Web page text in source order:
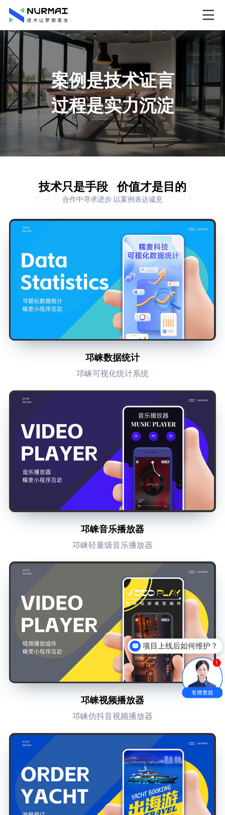
案例是技术证言
过程是实力沉淀
技术只是手段 价值才是目的
合作中寻求进步 以案例表达诚意
SUCCESS
邛崃数据统计
邛崃可视化统计系统
邛崃音乐播放器
邛崃轻量级音乐播放器
邛崃视频播放器
邛崃仿抖音视频播放器
项目上线后如何维护？